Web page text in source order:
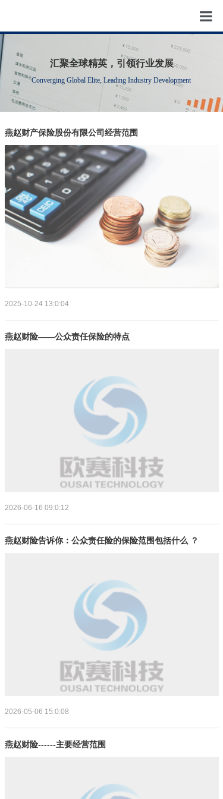
汇聚全球精英，引领行业发展
Converging Global Elite, Leading Industry Development
燕赵财产保险股份有限公司经营范围
2025-10-24 13:0:04
燕赵财险——公众责任保险的特点
2026-06-16 09:0:12
燕赵财险告诉你：公众责任险的保险范围包括什么 ？
2026-05-06 15:0:08
燕赵财险------主要经营范围